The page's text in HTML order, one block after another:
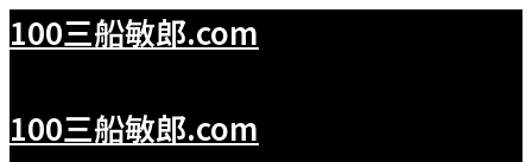
100三船敏郎.com
100三船敏郎.com